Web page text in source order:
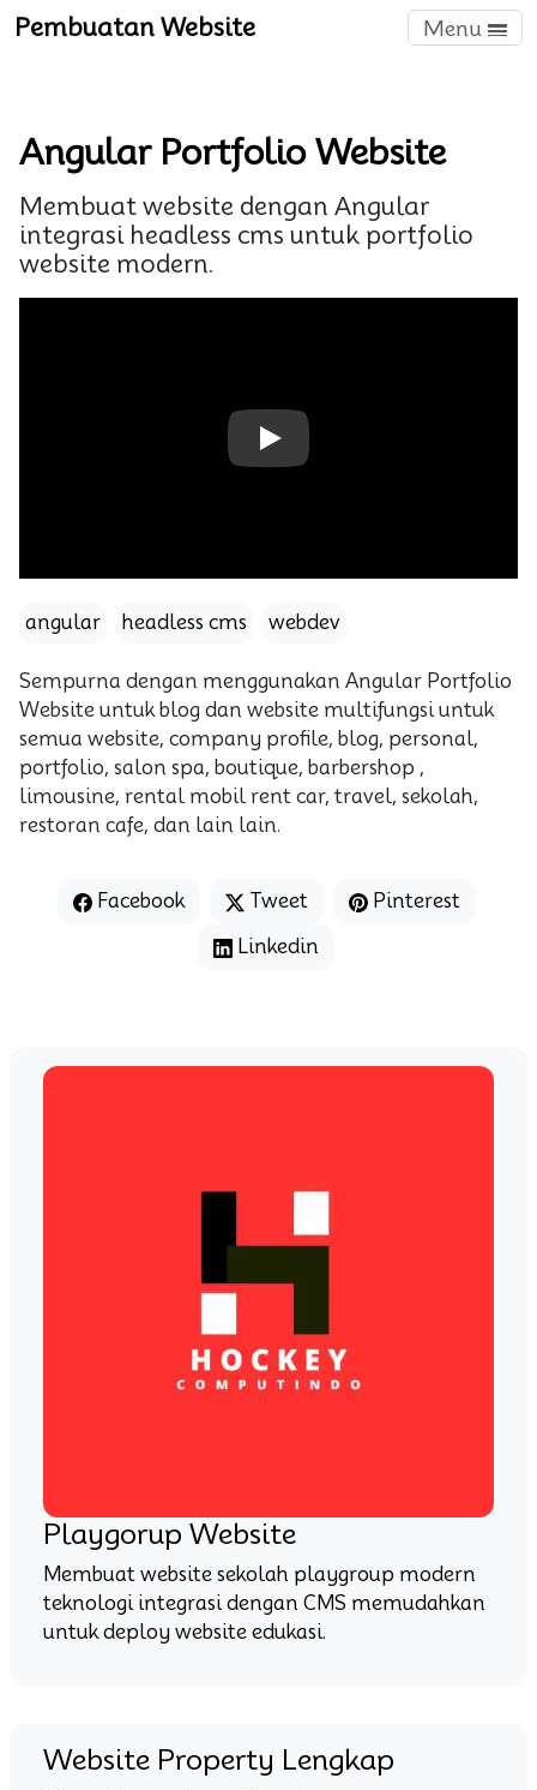
Pembuatan Website Menu
Angular Portfolio Website
Membuat website dengan Angular
integrasi headless cms untuk portfolio
website modern.
Play
angular headless cms webdev
Sempurna dengan menggunakan Angular Portfolio
Website untuk blog dan website multifungsi untuk
semua website, company profile, blog, personal,
portfolio, salon spa, boutique, barbershop ,
limousine, rental mobil rent car, travel, sekolah,
restoran cafe, dan lain lain.
Facebook Tweet
Pinterest
Linkedin
Playgorup Website
Membuat website sekolah playgroup modern
teknologi integrasi dengan CMS memudahkan
untuk deploy website edukasi.
Website Property Lengkap